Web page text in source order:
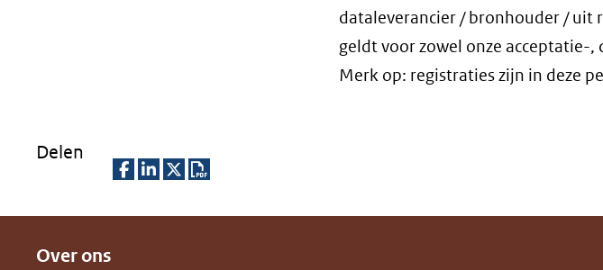
dataleverancier / bronhouder / uit
geldt voor zowel onze acceptatie-
Merk op: registraties zijn in deze
Delen
Over ons